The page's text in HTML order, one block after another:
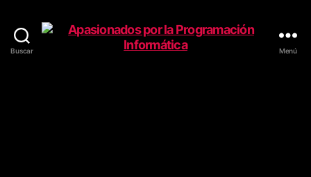
Buscar Menú